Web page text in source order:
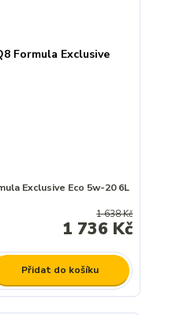
Exclusive Eco 5w-20 6L
1 638 Kč
1 736 Kč
Přidat do košíku